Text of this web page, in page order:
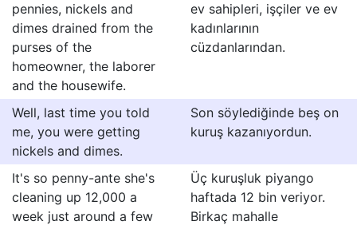
pennies, nickels and
dimes drained from the
purses of the
homeowner, the laborer
and the housewife.
ev sahipleri, işçiler ve ev
kadınlarının
cüzdanlarından.
Well, last time you told
me, you were getting
nickels and dimes.
Son söylediğinde beş on
kuruş kazanıyordun.
It's so penny-ante she's
cleaning up 12,000 a
week just around a few
Üç kuruşluk piyango
haftada 12 bin veriyor.
Birkaç mahalle